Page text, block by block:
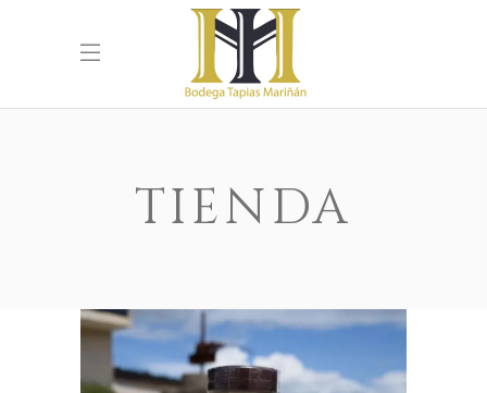
TIENDA